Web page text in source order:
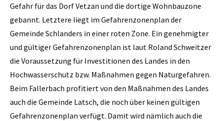
Gefahr für das Dorf Vetzan und die dortige Wohnbauzone
gebannt. Letztere liegt im Gefahrenzonenplan der
Gemeinde Schlanders in einer roten Zone. Ein genehmigter
und gültiger Gefahrenzonenplan ist laut Roland Schweitzer
die Voraussetzung für Investitionen des Landes in den
Hochwasserschutz bzw. Maßnahmen gegen Naturgefahren.
Beim Fallerbach profitiert von den Maßnahmen des Landes
auch die Gemeinde Latsch, die noch über keinen gültigen
Gefahrenzonenplan verfügt. Damit wird nämlich auch die